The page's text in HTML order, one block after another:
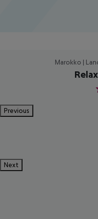
Marokko |
Previous
Next